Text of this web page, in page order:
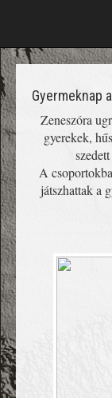
Gyermeknap
Zeneszóra
gyerekek,
A
játszhattak a